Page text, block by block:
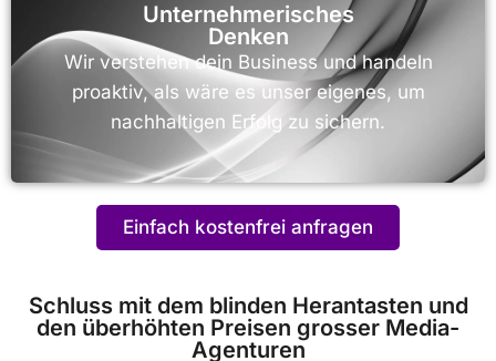
Unternehmerisches
Denken
Wir verstehen dein Business und handeln
proaktiv, als wäre es unser eigenes, um
nachhaltigen Erfolg zu sichern.
Einfach kostenfrei anfragen
Schluss mit dem blinden Herantasten und
den überhöhten Preisen grosser Media-
Agenturen